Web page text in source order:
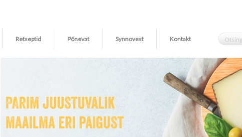
Retseptid Põnevat Synnovest Kontakt